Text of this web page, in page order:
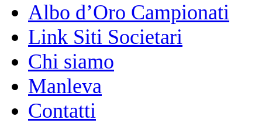
Albo d’Oro Campionati
Link Siti Societari
Chi siamo
Manleva
Contatti